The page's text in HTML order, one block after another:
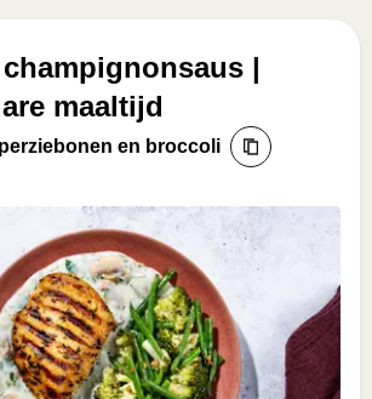
|
maaltijd
en broccoli